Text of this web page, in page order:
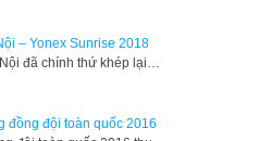
– Yonex Sunrise 2018
đã chính thứ khép lại…
đồng đội toàn quốc 2016